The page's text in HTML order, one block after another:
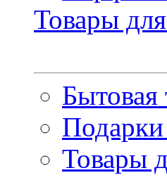
Товары
Бытовая
Товары